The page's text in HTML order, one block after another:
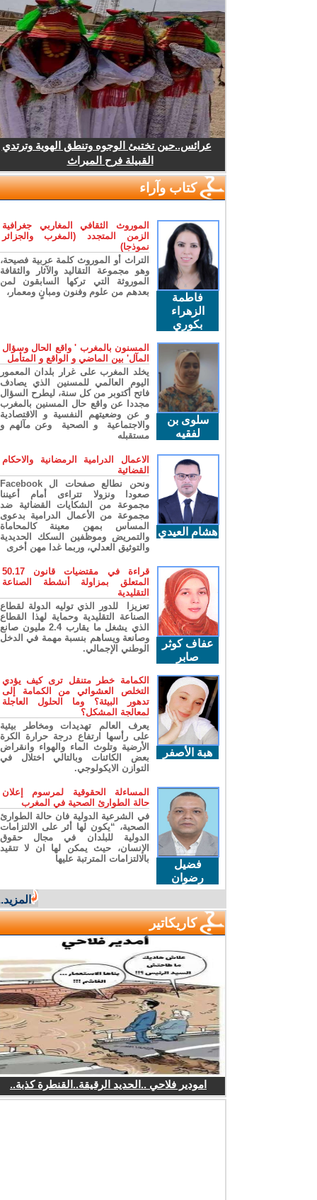
عرائس..حين تختبئ الوجوه وتنطق الهوية وترتدي
القبيلة فرح الميراث
كتاب وآراء
فاطمة
الزهراء
بكوري
الموروث الثقافي المغاربي جغرافية
الزمن المتجدد (المغرب والجزائر
نموذجا)
التراث أو الموروث كلمة عربية فصيحة،
وهو مجموعة التقاليد والآثار والثقافة
الموروثة التي تركها السابقون لمن
بعدهم من علوم وفنون ومبانٍ ومعمار،
سلوى بن
لفقيه
المسنون بالمغرب ' واقع الحال وسؤال
المآل' بين الماضي و الواقع و المتأمل
يخلد المغرب على غرار بلدان المعمور
اليوم العالمي للمسنين الذي يصادف
فاتح أكتوبر من كل سنة، ليطرح السؤال
مجددا عن واقع حال المسنين بالمغرب
و عن وضعيتهم النفسية و الاقتصادية
والاجتماعية و الصحية وعن مآلهم و
مستقبله
هشام العيدي
الاعمال الدرامية الرمضانية والاحكام
القضائية
ونحن نطالع صفحات ال Facebook
صعودا ونزولا تتراءى أمام أعيننا
مجموعة من الشكايات القضائية ضد
مجموعة من الأعمال الدرامية بدعوى
المساس بمهن معينة كالمحاماة
والتمريض وموظفين السكك الحديدية
والتوثيق العدلي، وربما غدا مهن أخرى
عفاف كوثر
صابر
قراءة في مقتضيات قانون 50.17
المتعلق بمزاولة أنشطة الصناعة
التقليدية
تعزيزا للدور الذي توليه الدولة لقطاع
الصناعة التقليدية وحماية لهذا القطاع
الذي يشغل ما يقارب 2.4 مليون صانع
وصانعة ويساهم بنسبة مهمة في الدخل
الوطني الإجمالي.
هبة الأصفر
الكمامة خطر متنقل ترى كيف يؤدي
التخلص العشوائي من الكمامة إلى
تدهور البيئة؟ وما الحلول العاجلة
لمعالجة المشكل؟
يعرف العالم تهديدات ومخاطر بيئية
على رأسها ارتفاع درجة حرارة الكرة
الأرضية وتلوث الماء والهواء وانقراض
بعض الكائنات وبالتالي اختلال في
التوازن الايكولوجي.
فضيل
رضوان
المساءلة الحقوقية لمرسوم إعلان
حالة الطوارئ الصحية في المغرب
في الشرعية الدولية فان حالة الطوارئ
الصحية، “يكون لها أثر على الالتزامات
الدولية للبلدان في مجال حقوق
الإنسان، حيث يمكن لها ان لا تتقيد
بالالتزامات المترتبة عليها
المزيد...
كاريكاتير
امودير فلاحي ..الحديد الرقيقة..القنطرة كذبة..